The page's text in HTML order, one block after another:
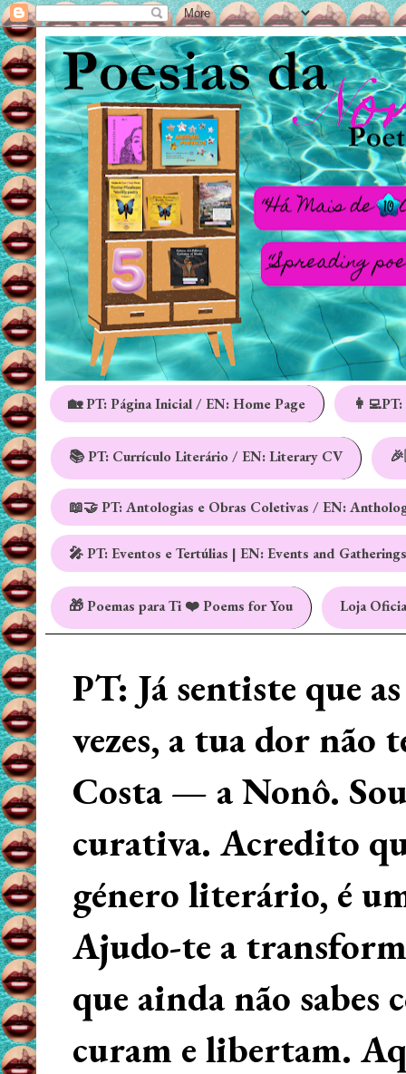
🏡 PT: Página Inicial / EN: Home Page
📚 PT: Currículo Literário / EN: Literary CV
📖🤝 PT: Antologias e Obras Coletivas / EN:
🎤 PT: Eventos e Tertúlias | EN: Events and Gatherings
🎁 Poemas para Ti ❤️ Poems for You Loja
PT: Já sentiste que
vezes, a tua dor não
Costa — a Nonô.
curativa. Acredito
género literário, é
Ajudo-te a
que ainda não
curam e libertam.